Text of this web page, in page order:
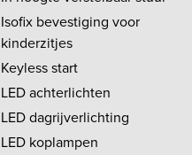
Isofix bevestiging voor
kinderzitjes
Keyless start
LED achterlichten
LED dagrijverlichting
LED koplampen